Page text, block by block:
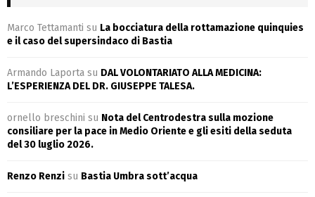
Marco Tettamanti su La bocciatura della rottamazione quinquies
e il caso del supersindaco di Bastia
Armando Laporta su DAL VOLONTARIATO ALLA MEDICINA:
L’ESPERIENZA DEL DR. GIUSEPPE TALESA.
ornello breschini su Nota del Centrodestra sulla mozione
consiliare per la pace in Medio Oriente e gli esiti della seduta
del 30 luglio 2026.
Renzo Renzi su Bastia Umbra sott’acqua